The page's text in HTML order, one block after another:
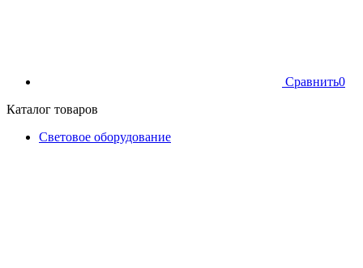
Сравнить0
Каталог товаров
Световое оборудование